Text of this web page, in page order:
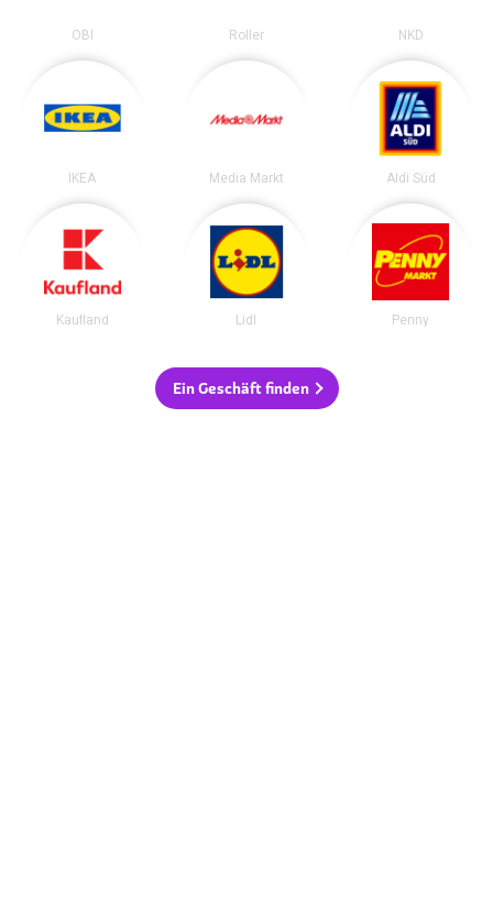
OBI Roller NKD
IKEA Media Markt Aldi Süd
Kaufland Lidl Penny
Ein Geschäft finden